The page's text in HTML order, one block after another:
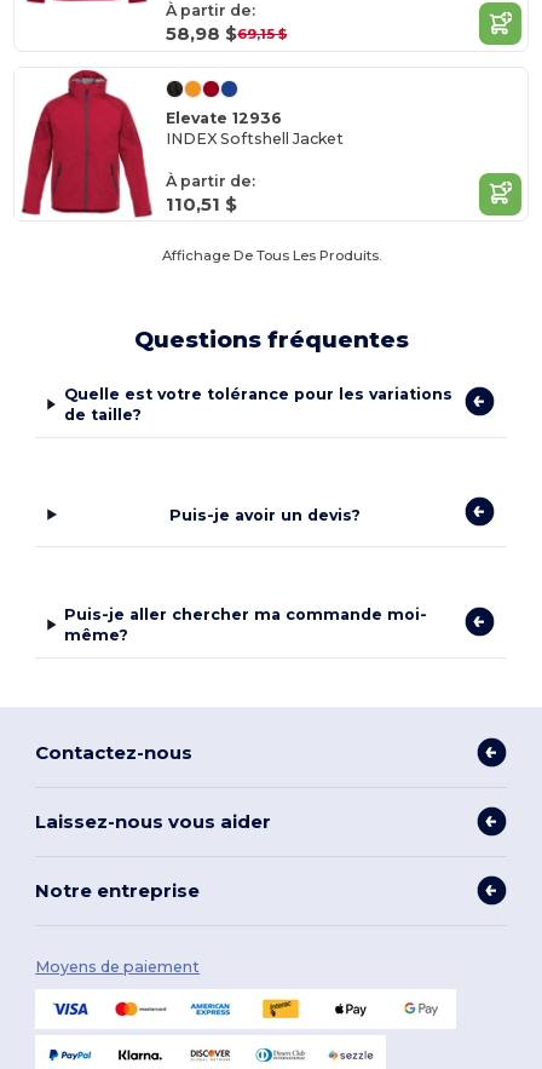
À partir de:
58,98 $69,15 $
Elevate 12936
INDEX Softshell Jacket
À partir de:
110,51 $
Affichage De Tous Les Produits.
Questions fréquentes
Quelle est votre tolérance pour les variations
de taille?
Puis-je avoir un devis?
Puis-je aller chercher ma commande moi-
même?
Contactez-nous
Laissez-nous vous aider
Notre entreprise
Moyens de paiement